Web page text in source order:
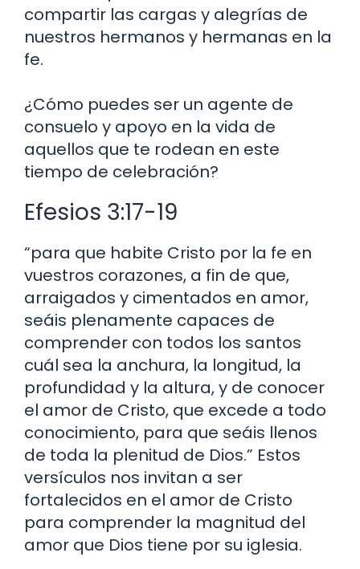
compartir las cargas y alegrías de
nuestros hermanos y hermanas en la
fe.
¿Cómo puedes ser un agente de
consuelo y apoyo en la vida de
aquellos que te rodean en este
tiempo de celebración?
Efesios 3:17-19
“para que habite Cristo por la fe en
vuestros corazones, a fin de que,
arraigados y cimentados en amor,
seáis plenamente capaces de
comprender con todos los santos
cuál sea la anchura, la longitud, la
profundidad y la altura, y de conocer
el amor de Cristo, que excede a todo
conocimiento, para que seáis llenos
de toda la plenitud de Dios.” Estos
versículos nos invitan a ser
fortalecidos en el amor de Cristo
para comprender la magnitud del
amor que Dios tiene por su iglesia.